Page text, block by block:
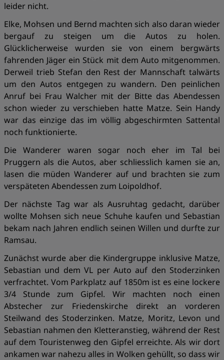
leider nicht.
Elke, Mohsen und Bernd machten sich also daran wieder
bergauf zu steigen um die Autos zu holen.
Glücklicherweise wurden sie von einem bergwärts
fahrenden Jäger ein Stück mit dem Auto mitgenommen.
Derweil trieb Stefan den Rest der Mannschaft talwärts
um den Autos entgegen zu wandern. Den peinlichen
Anruf bei Frau Walcher mit der Bitte das Abendessen
schon wieder zu verschieben hatte Matze. Sein Handy
war das einzige das im völlig abgeschirmten Sattental
noch funktionierte.
Die Wanderer waren sogar noch eher im Tal bei
Pruggern als die Autos, aber schliesslich kamen sie an,
lasen die müden Wanderer auf und brachten sie zum
verspäteten Abendessen zum Loipoldhof.
Der nächste Tag war als Ausruhtag gedacht, darüber
wollte Mohsen sich neue Schuhe kaufen und Sebastian
bekam nach Jahren endlich seinen Willen und durfte zur
Ramsau.
Zunächst wurde aber die Kindergruppe inklusive Matze,
Sebastian und dem VL per Auto auf den Stoderzinken
verfrachtet. Vom Parkplatz auf 1850m ist es eine lockere
3/4 Stunde zum Gipfel. Wir machten noch einen
Abstecher zur Friedenskirche direkt an vorderen
Steilwand des Stoderzinken. Matze, Moritz, Levon und
Sebastian nahmen den Kletteranstieg, während der Rest
auf dem Touristenweg den Gipfel erreichte. Als wir dort
ankamen war nahezu alles in Wolken gehüllt, so dass wir